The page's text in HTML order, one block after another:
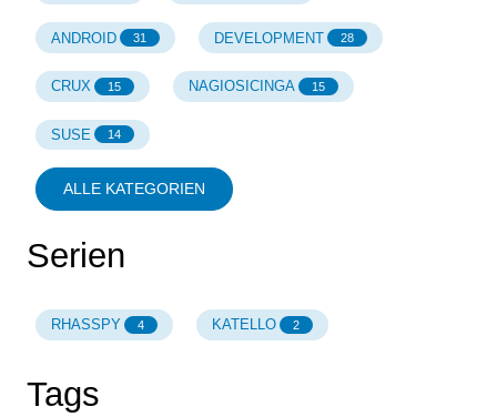
ANDROID 31 DEVELOPMENT 28
CRUX 15 NAGIOSICINGA 15
SUSE 14
ALLE KATEGORIEN
Serien
RHASSPY 4 KATELLO 2
Tags